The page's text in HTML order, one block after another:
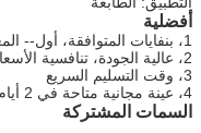
أفضلية
1، بنفايات المتوافقة، أول-- المعتمدة
2، عالية الجودة، تنافسية الأسعار
3، وقت التسليم السريع
4، عينة مجانية متاحة في 2 أيام
السمات المشتركة